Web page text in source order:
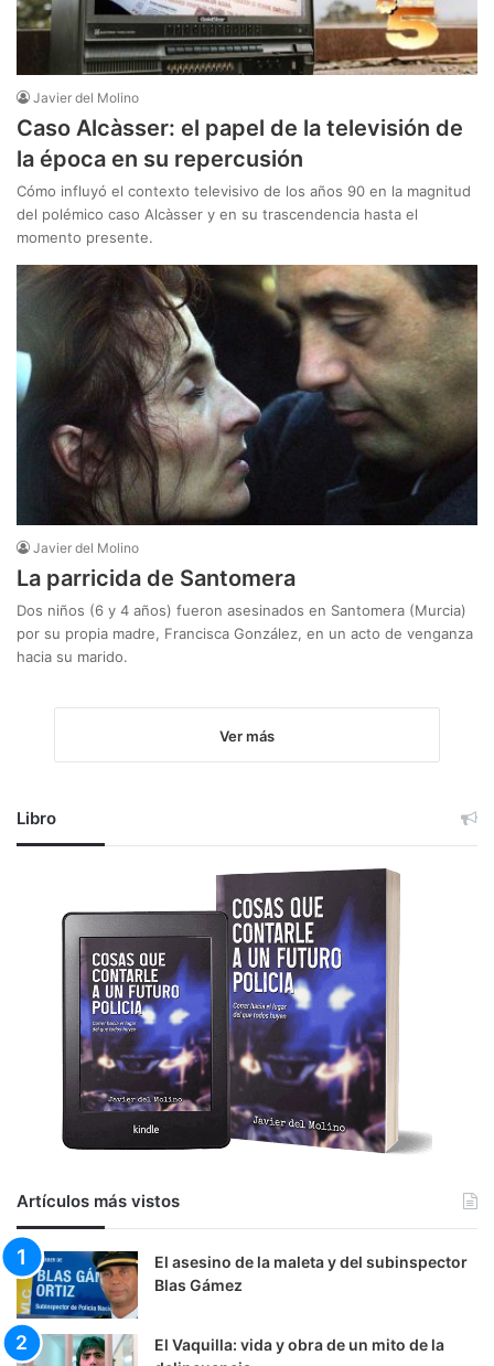
Javier del Molino
Caso Alcàsser: el papel de la televisión de
la época en su repercusión
Cómo influyó el contexto televisivo de los años 90 en la magnitud
del polémico caso Alcàsser y en su trascendencia hasta el
momento presente.
Javier del Molino
La parricida de Santomera
Dos niños (6 y 4 años) fueron asesinados en Santomera (Murcia)
por su propia madre, Francisca González, en un acto de venganza
hacia su marido.
Ver más
Libro
Artículos más vistos
El asesino de la maleta y del subinspector
Blas Gámez
El Vaquilla: vida y obra de un mito de la